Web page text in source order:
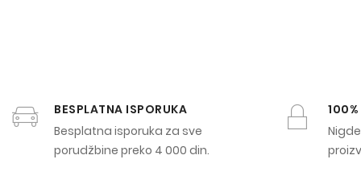
BESPLATNA ISPORUKA
Besplatna isporuka za sve
porudžbine preko 4 000 din.